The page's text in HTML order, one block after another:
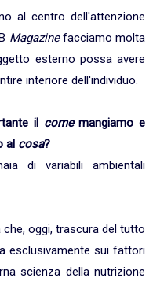
al centro dell'attenzione
Magazinefacciamo molta
esterno possa avere
interiore dell'individuo.
il comemangiamo e
al cosa?
di variabili ambientali
oggi, trascura del tutto
esclusivamente sui fattori
scienza della nutrizione